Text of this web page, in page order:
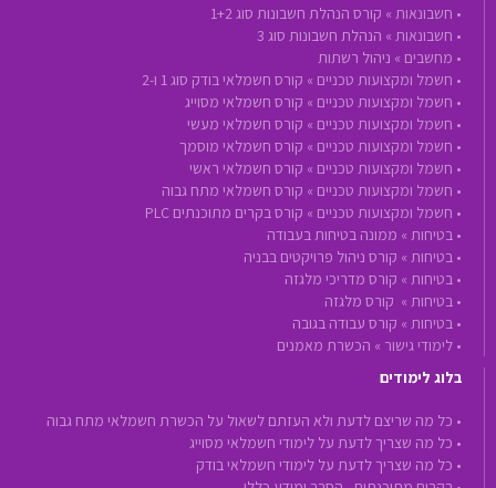
• חשבונאות » קורס הנהלת חשבונות סוג 1+2
• חשבונאות » הנהלת חשבונות סוג 3
• מחשבים » ניהול רשתות
• חשמל ומקצועות טכניים » קורס חשמלאי בודק סוג 1 ו-2
• חשמל ומקצועות טכניים » קורס חשמלאי מסוייג
• חשמל ומקצועות טכניים » קורס חשמלאי מעשי
• חשמל ומקצועות טכניים » קורס חשמלאי מוסמך
• חשמל ומקצועות טכניים » קורס חשמלאי ראשי
• חשמל ומקצועות טכניים » קורס חשמלאי מתח גבוה
• חשמל ומקצועות טכניים » קורס בקרים מתוכנתים PLC
• בטיחות » ממונה בטיחות בעבודה
• בטיחות » קורס ניהול פרויקטים בבניה
• בטיחות » קורס מדריכי מלגזה
• בטיחות » קורס מלגזה
• בטיחות » קורס עבודה בגובה
• לימודי גישור » הכשרת מאמנים
בלוג לימודים
• כל מה שריצם לדעת ולא העזתם לשאול על הכשרת חשמלאי מתח גבוה
• כל מה שצריך לדעת על לימודי חשמלאי מסוייג
• כל מה שצריך לדעת על לימודי חשמלאי בודק